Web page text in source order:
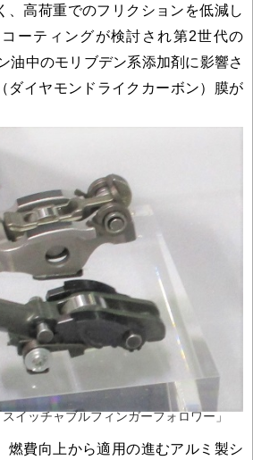
、高荷重でのフリクションを低減し
ーティングが検討され第2世代の
油中のモリブデン系添加剤に影響さ
ダイヤモンドライクカーボン）膜が
イッチャブルフィンガーフォロワー」
費向上から適用の進むアルミ製シ